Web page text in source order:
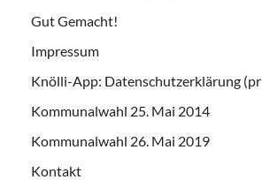
Gut Gemacht!
Impressum
Knölli-App: Datenschutzerklärung
Kommunalwahl 25. Mai 2014
Kommunalwahl 26. Mai 2019
Kontakt